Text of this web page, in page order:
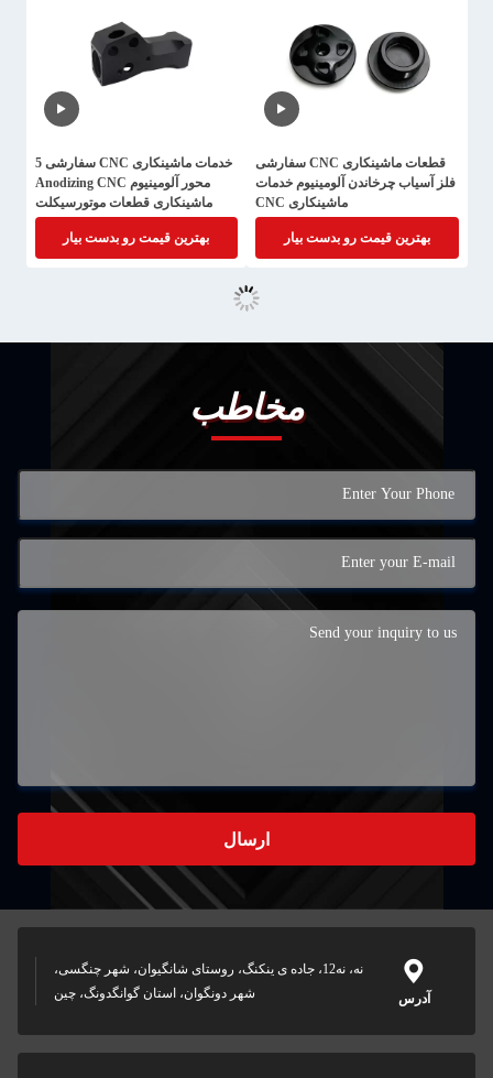
قطعات ماشینکاری CNC سفارشی
فلز آسیاب چرخاندن آلومینیوم خدمات
ماشینکاری CNC
بهترین قیمت رو بدست بیار
خدمات ماشینکاری CNC سفارشی 5
محور آلومینیوم Anodizing CNC
ماشینکاری قطعات موتورسیکلت
بهترین قیمت رو بدست بیار
مخاطب
ارسال
آدرس
نه، نه12، جاده ی ینکنگ، روستای شانگیوان، شهر چنگسی،
شهر دونگوان، استان گوانگدونگ، چین